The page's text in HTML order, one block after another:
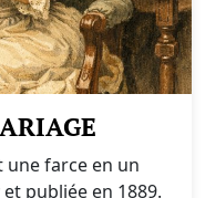
une farce en un
publiée en 1889.